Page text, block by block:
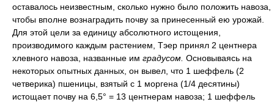
оставалось неизвестным, сколько нужно было положить навоза,
чтобы вполне вознаградить почву за принесенный ею урожай.
Для этой цели за единицу абсолютного истощения,
производимого каждым растением, Тэер принял 2 центнера
хлевного навоза, названные им градусом. Основываясь на
некоторых опытных данных, он вывел, что 1 шеффель (2
четверика) пшеницы, взятый с 1 моргена (1/4 десятины)
истощает почву на 6,5° = 13 центнерам навоза; 1 шеффель